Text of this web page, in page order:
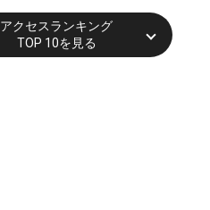
アクセスランキング
TOP 10を見る